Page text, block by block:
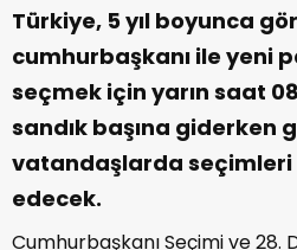
Türkiye, 5 yıl boyunca
cumhurbaşkanı ile yeni
seçmek için yarın saat
sandık başına giderken
vatandaşlarda
edecek.
Cumhurbaşkanı Seçimi ve 28.